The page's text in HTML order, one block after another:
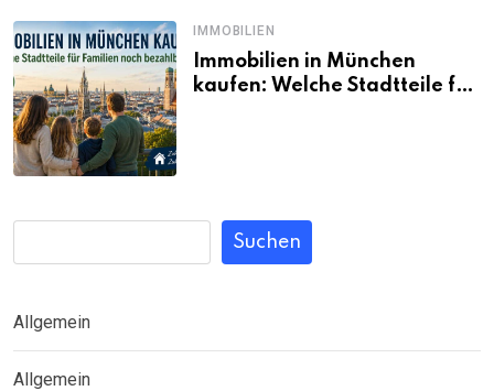
IMMOBILIEN
Immobilien in München
kaufen: Welche Stadtteile für
Suchen
Allgemein
Allgemein